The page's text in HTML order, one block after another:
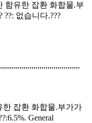
함유한 잡환 화합물.부
??: 없습니다.???
한 잡환 화합물.부가가
General